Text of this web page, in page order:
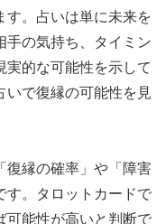
す。占いは単に未来を
手の気持ち、タイミン
実的な可能性を示して
いで復縁の可能性を見
復縁の確率」や「障害
す。タロットカードで
可能性が高いと判断で